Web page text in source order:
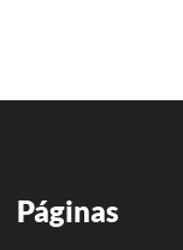
Páginas